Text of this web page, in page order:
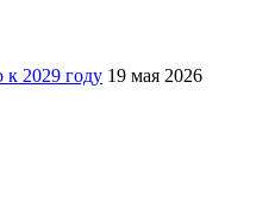
к 2029 году 19 мая 2026